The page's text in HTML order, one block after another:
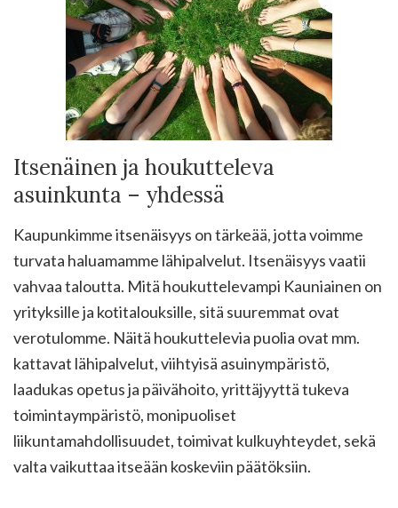
Itsenäinen ja houkutteleva
asuinkunta – yhdessä
Kaupunkimme itsenäisyys on tärkeää, jotta voimme
turvata haluamamme lähipalvelut. Itsenäisyys vaatii
vahvaa taloutta. Mitä houkuttelevampi Kauniainen on
yrityksille ja kotitalouksille, sitä suuremmat ovat
verotulomme. Näitä houkuttelevia puolia ovat mm.
kattavat lähipalvelut, viihtyisä asuinympäristö,
laadukas opetus ja päivähoito, yrittäjyyttä tukeva
toimintaympäristö, monipuoliset
liikuntamahdollisuudet, toimivat kulkuyhteydet, sekä
valta vaikuttaa itseään koskeviin päätöksiin.